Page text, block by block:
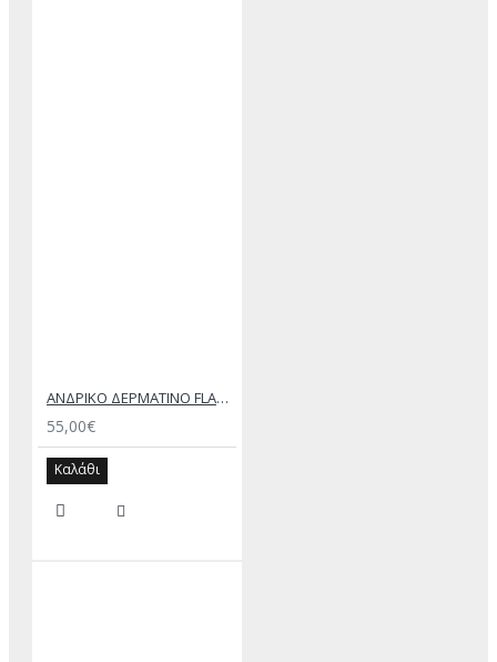
ΑΝΔΡΙΚΟ ΔΕΡΜΑΤΙΝΟ FLAT ΣΑΝΔΑΛΙ ΤΖΙΝ ΚΕΡΙ ΕΚΤΟΡΑΣ
55,00€
Καλάθι